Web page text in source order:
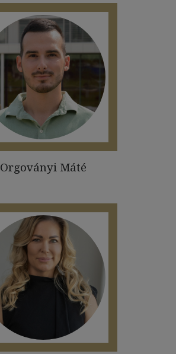
Orgoványi Máté